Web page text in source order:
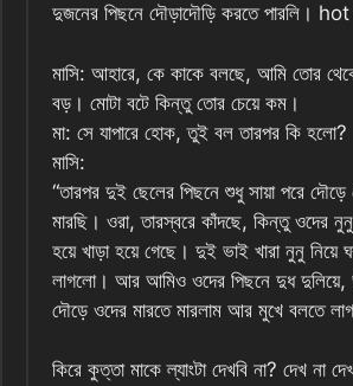
দুজনের পিছনে দৌড়াদৌড়ি করতে পারলি।
মাসি: আহারে, কে কাকে বলছে, আমি তোর
বড়। মোটা বটে কিন্তু তোর চেয়ে কম।
মা: সে যাপারে হোক, তুই বল তারপর কি হলো?
মাসি:
“তারপর দুই ছেলের পিছনে শুধু সায়া পরে
মারছি। ওরা, তারস্বরে কাঁদছে, কিন্তু ওদের
হয়ে খাড়া হয়ে গেছে। দুই ভাই খারা নুনু নিয়ে
লাগলো। আর আমিও ওদের পিছনে দুধ দুলিয়ে,
দৌড়ে ওদের মারতে মারলাম আর মুখে বলতে
কিরে কুত্তা মাকে ল্যাংটা দেখবি না? দেখ না